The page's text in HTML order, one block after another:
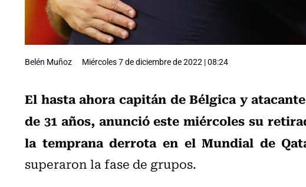
Belén Muñoz Miércoles 7 de diciembre de 2022 | 08:24
El hasta ahora capitán de Bélgica y
de 31 años, anunció este miércoles su
la temprana derrota en el Mundial de
superaron la fase de grupos.